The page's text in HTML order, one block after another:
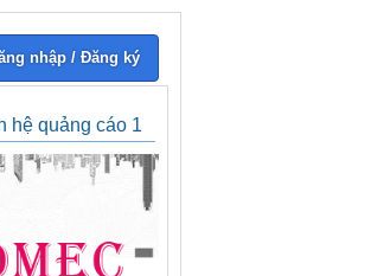
nhập / Đăng ký
hệ quảng cáo 1